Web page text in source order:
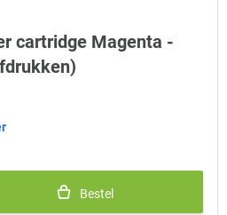
cartridge Magenta -
Bestel